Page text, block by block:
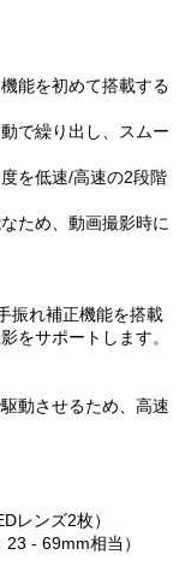
能を初めて搭載する
で繰り出し、スムー
を低速/高速の2段階
ため、動画撮影時に
振れ補正機能を搭載
をサポートします。
動させるため、高速
レンズ2枚）
- 69mm相当）